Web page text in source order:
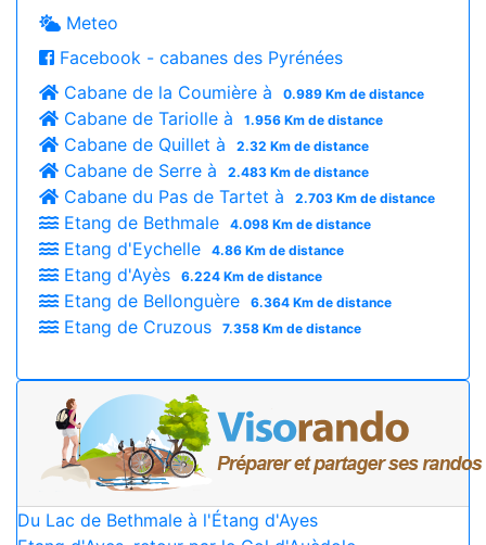
Meteo
Facebook - cabanes des Pyrénées
Cabane de la Coumière à
0.989 Km de distance
Cabane de Tariolle à 1.956 Km de distance
Cabane de Quillet à 2.32 Km de distance
Cabane de Serre à 2.483 Km de distance
Cabane du Pas de Tartet à 2.703 Km de distance
Etang de Bethmale 4.098 Km de distance
Etang d'Eychelle 4.86 Km de distance
Etang d'Ayès 6.224 Km de distance
Etang de Bellonguère 6.364 Km de distance
Etang de Cruzous 7.358 Km de distance
Du Lac de Bethmale à l'Étang d'Ayes